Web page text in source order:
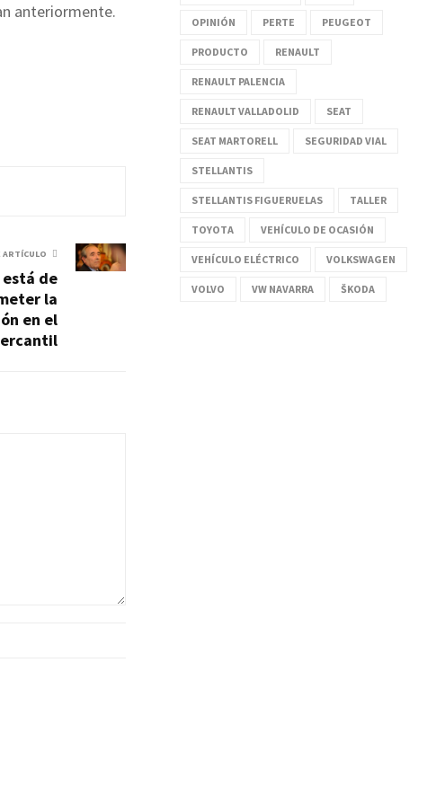
anteriormente.
ARTÍCULO
de
la
en el
OPINIÓN PERTE PEUGEOT
PRODUCTO RENAULT
RENAULT PALENCIA
RENAULT VALLADOLID SEAT
SEAT MARTORELL SEGURIDAD VIAL
STELLANTIS
STELLANTIS FIGUERUELAS TALLER
TOYOTA VEHÍCULO DE OCASIÓN
VEHÍCULO ELÉCTRICO VOLKSWAGEN
VOLVO VW NAVARRA ŠKODA